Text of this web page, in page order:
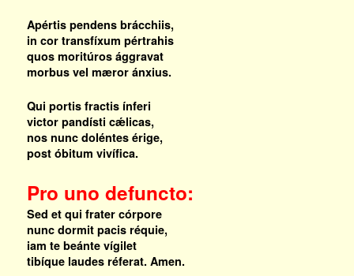
Apértis pendens brácchiis,
in cor transfíxum pértrahis
quos moritúros ággravat
morbus vel mæror ánxius.
Qui portis fractis ínferi
victor pandísti cǽlicas,
nos nunc doléntes érige,
post óbitum vivífica.
Pro uno defuncto:
Sed et qui frater córpore
nunc dormit pacis réquie,
iam te beánte vígilet
tibíque laudes réferat. Amen.